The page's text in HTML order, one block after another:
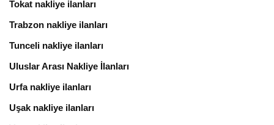
Tokat nakliye ilanları
Trabzon nakliye ilanları
Tunceli nakliye ilanları
Uluslar Arası Nakliye İlanları
Urfa nakliye ilanları
Uşak nakliye ilanları